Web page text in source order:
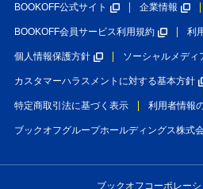
BOOKOFF公式サイト 企業情報
BOOKOFF会員サービス利用規約 利
個人情報保護方針 ソーシャルメディ
カスタマーハラスメントに対する基本方針
特定商取引法に基づく表示 利用者情報
ブックオフグループホールディングス株式
ブックオフコーポレー